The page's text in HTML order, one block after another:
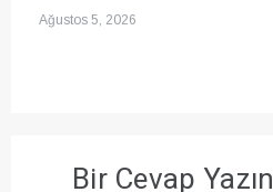
Ağustos 5, 2026
Bir Cevap Yazın